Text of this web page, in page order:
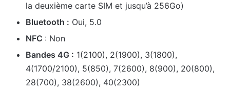
la deuxième carte SIM et jusqu’à 256Go)
Bluetooth : Oui, 5.0
NFC : Non
Bandes 4G : 1(2100), 2(1900), 3(1800),
4(1700/2100), 5(850), 7(2600), 8(900), 20(800),
28(700), 38(2600), 40(2300)